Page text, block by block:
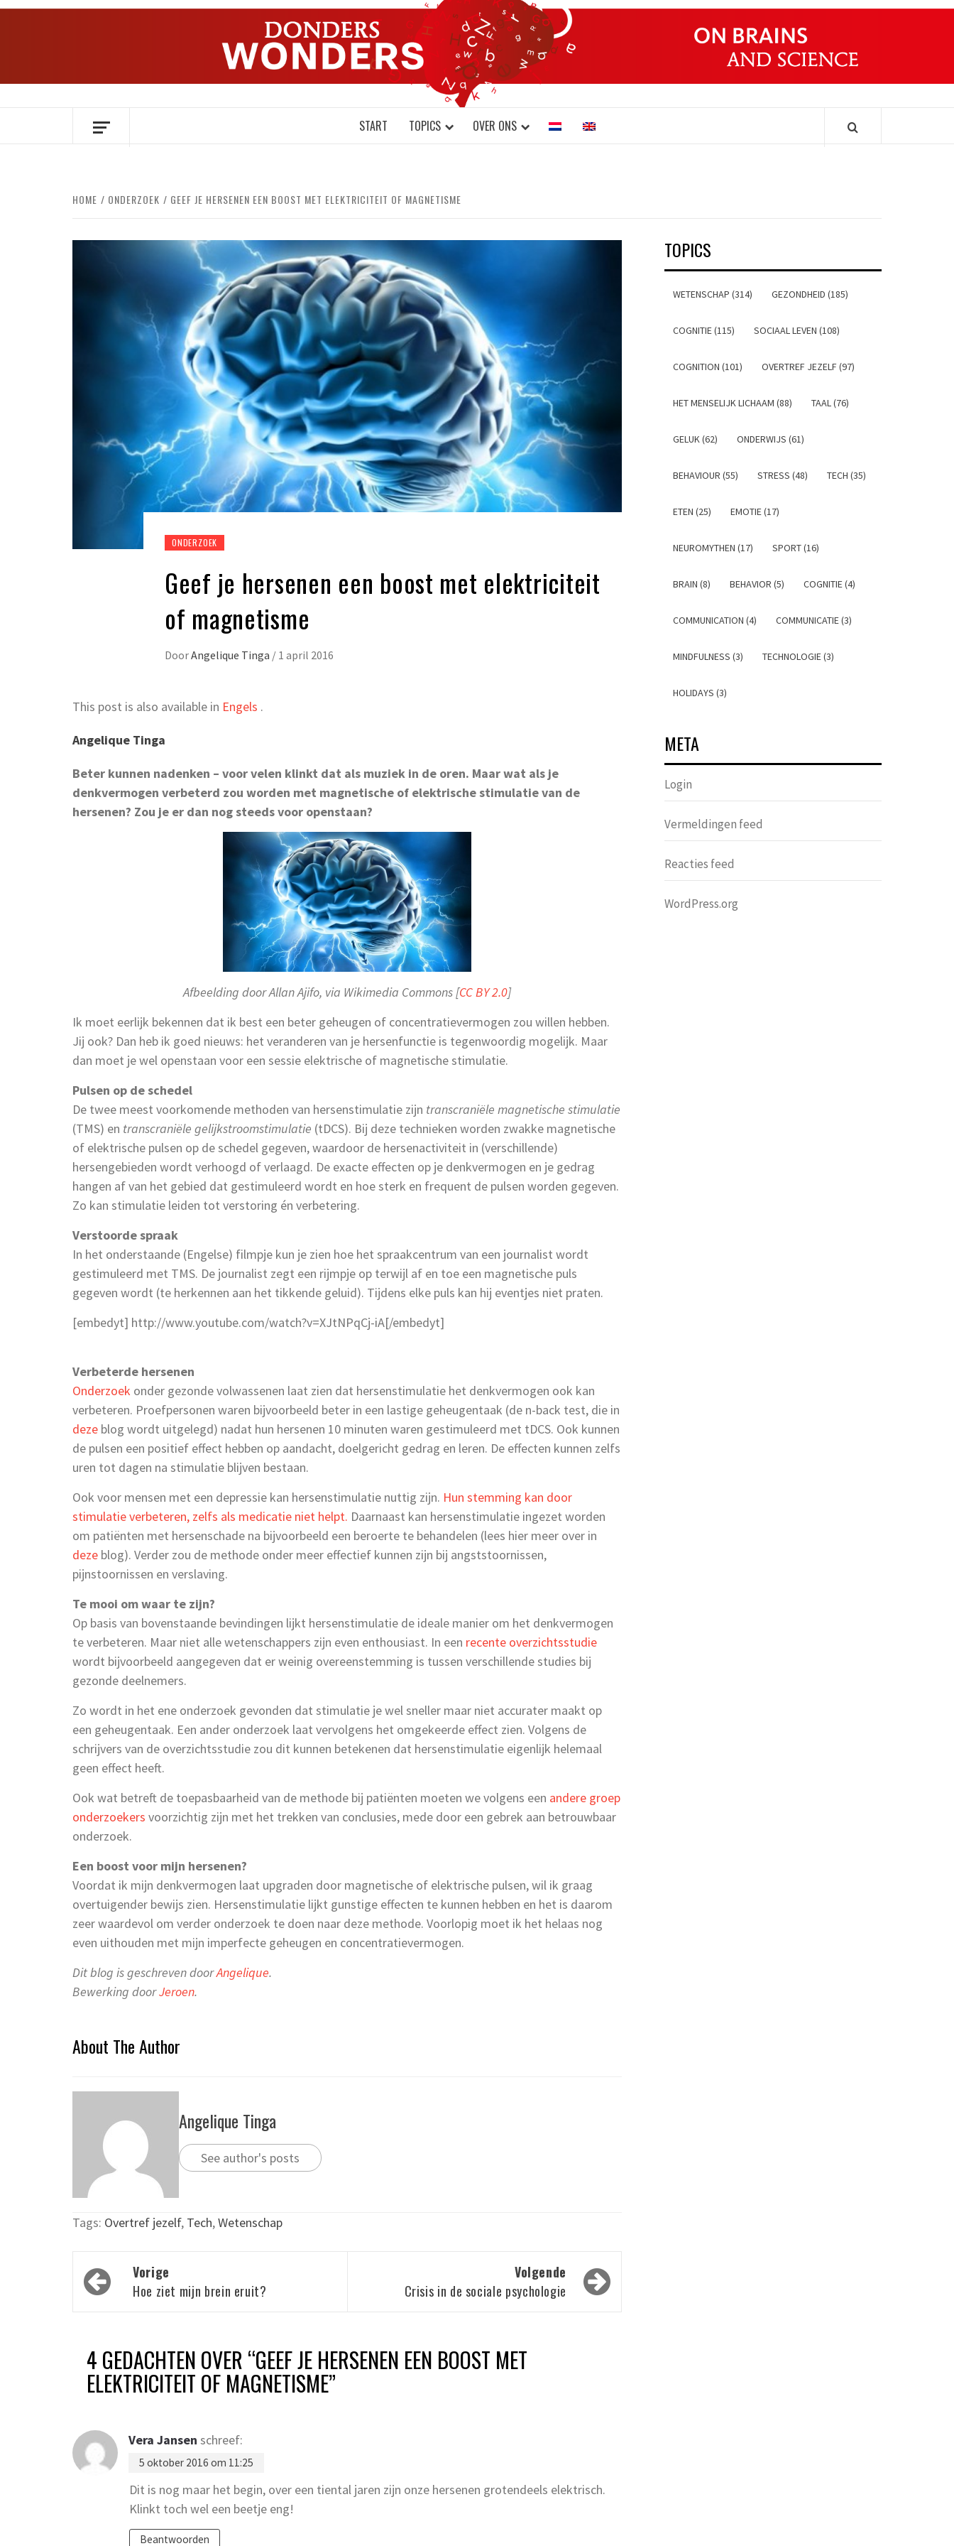
Ga
DONDERS WONDERS
OVER HERSENEN EN WETENSCHAP // ON BRAINS AND SCIENCE
START TOPICS OVER ONS
HOME ONDERZOEK GEEF JE HERSENEN EEN BOOST MET ELEKTRICITEIT OF MAGNETISME
ONDERZOEK
Geef je hersenen een boost met elektriciteit
of magnetisme
DoorAngelique Tinga / 1 april 2016
This post is also available in Engels .
Angelique Tinga
Beter kunnen nadenken – voor velen klinkt dat als muziek in de oren. Maar wat als je
denkvermogen verbeterd zou worden met magnetische of elektrische stimulatie van de
hersenen? Zou je er dan nog steeds voor openstaan?
Afbeelding door Allan Ajifo, via Wikimedia Commons [CC BY 2.0]
Ik moet eerlijk bekennen dat ik best een beter geheugen of concentratievermogen zou willen hebben.
Jij ook? Dan heb ik goed nieuws: het veranderen van je hersenfunctie is tegenwoordig mogelijk. Maar
dan moet je wel openstaan voor een sessie elektrische of magnetische stimulatie.
Pulsen op de schedel
De twee meest voorkomende methoden van hersenstimulatie zijn transcraniële magnetische stimulatie
(TMS) en transcraniële gelijkstroomstimulatie (tDCS). Bij deze technieken worden zwakke magnetische
of elektrische pulsen op de schedel gegeven, waardoor de hersenactiviteit in (verschillende)
hersengebieden wordt verhoogd of verlaagd. De exacte effecten op je denkvermogen en je gedrag
hangen af van het gebied dat gestimuleerd wordt en hoe sterk en frequent de pulsen worden gegeven.
Zo kan stimulatie leiden tot verstoring én verbetering.
Verstoorde spraak
In het onderstaande (Engelse) filmpje kun je zien hoe het spraakcentrum van een journalist wordt
gestimuleerd met TMS. De journalist zegt een rijmpje op terwijl af en toe een magnetische puls
gegeven wordt (te herkennen aan het tikkende geluid). Tijdens elke puls kan hij eventjes niet praten.
[embedyt] http://www.youtube.com/watch?v=XJtNPqCj-iA[/embedyt]
Verbeterde hersenen
Onderzoek onder gezonde volwassenen laat zien dat hersenstimulatie het denkvermogen ook kan
verbeteren. Proefpersonen waren bijvoorbeeld beter in een lastige geheugentaak (de n-back test, die in
deze blog wordt uitgelegd) nadat hun hersenen 10 minuten waren gestimuleerd met tDCS. Ook kunnen
de pulsen een positief effect hebben op aandacht, doelgericht gedrag en leren. De effecten kunnen zelfs
uren tot dagen na stimulatie blijven bestaan.
Ook voor mensen met een depressie kan hersenstimulatie nuttig zijn. Hun stemming kan door
stimulatie verbeteren, zelfs als medicatie niet helpt. Daarnaast kan hersenstimulatie ingezet worden
om patiënten met hersenschade na bijvoorbeeld een beroerte te behandelen (lees hier meer over in
deze blog). Verder zou de methode onder meer effectief kunnen zijn bij angststoornissen,
pijnstoornissen en verslaving.
Te mooi om waar te zijn?
Op basis van bovenstaande bevindingen lijkt hersenstimulatie de ideale manier om het denkvermogen
te verbeteren. Maar niet alle wetenschappers zijn even enthousiast. In een recente overzichtsstudie
wordt bijvoorbeeld aangegeven dat er weinig overeenstemming is tussen verschillende studies bij
gezonde deelnemers.
Zo wordt in het ene onderzoek gevonden dat stimulatie je wel sneller maar niet accurater maakt op
een geheugentaak. Een ander onderzoek laat vervolgens het omgekeerde effect zien. Volgens de
schrijvers van de overzichtsstudie zou dit kunnen betekenen dat hersenstimulatie eigenlijk helemaal
geen effect heeft.
Ook wat betreft de toepasbaarheid van de methode bij patiënten moeten we volgens een andere groep
onderzoekers voorzichtig zijn met het trekken van conclusies, mede door een gebrek aan betrouwbaar
onderzoek.
Een boost voor mijn hersenen?
Voordat ik mijn denkvermogen laat upgraden door magnetische of elektrische pulsen, wil ik graag
overtuigender bewijs zien. Hersenstimulatie lijkt gunstige effecten te kunnen hebben en het is daarom
zeer waardevol om verder onderzoek te doen naar deze methode. Voorlopig moet ik het helaas nog
even uithouden met mijn imperfecte geheugen en concentratievermogen.
Dit blog is geschreven doorAngelique.
Bewerking doorJeroen.
About The Author
Angelique Tinga
See author's posts
Tags: Overtref jezelf, Tech,Wetenschap
Bericht
navigatie
Vorige
Hoe ziet mijn brein eruit?
Volgende
Crisis in de sociale psychologie
4 GEDACHTEN OVER “GEEF JE HERSENEN EEN BOOST MET
ELEKTRICITEIT OF MAGNETISME”
Vera Jansen schreef:
5 oktober 2016 om 11:25
Dit is nog maar het begin, over een tiental jaren zijn onze hersenen grotendeels elektrisch.
Klinkt toch wel een beetje eng!
Beantwoorden
TOPICS
WETENSCHAP (314) GEZONDHEID (185)
COGNITIE (115) SOCIAAL LEVEN (108)
COGNITION (101) OVERTREF JEZELF (97)
HET MENSELIJK LICHAAM (88) TAAL (76)
GELUK (62) ONDERWIJS (61)
BEHAVIOUR (55) STRESS (48) TECH (35)
ETEN (25) EMOTIE (17)
NEUROMYTHEN (17) SPORT (16)
BRAIN (8) BEHAVIOR (5) COGNITIE (4)
COMMUNICATION (4) COMMUNICATIE (3)
MINDFULNESS (3) TECHNOLOGIE (3)
HOLIDAYS (3)
META
Login
Vermeldingen feed
Reacties feed
WordPress.org